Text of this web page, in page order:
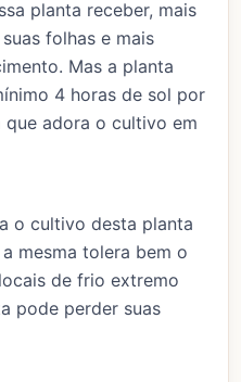
planta receber, mais
folhas e mais
Mas a planta
4 horas de sol por
que adora o cultivo em
o cultivo desta planta
mesma tolera bem o
de frio extremo
pode perder suas